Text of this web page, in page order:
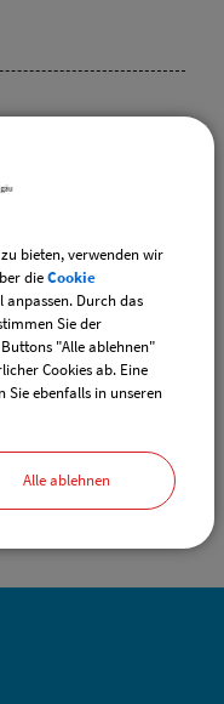
bieten, verwenden wir
dieCookie
anpassen. Durch das
Sie der
"Alle ablehnen"
Cookies ab. Eine
Sie ebenfalls in unseren
Alle ablehnen